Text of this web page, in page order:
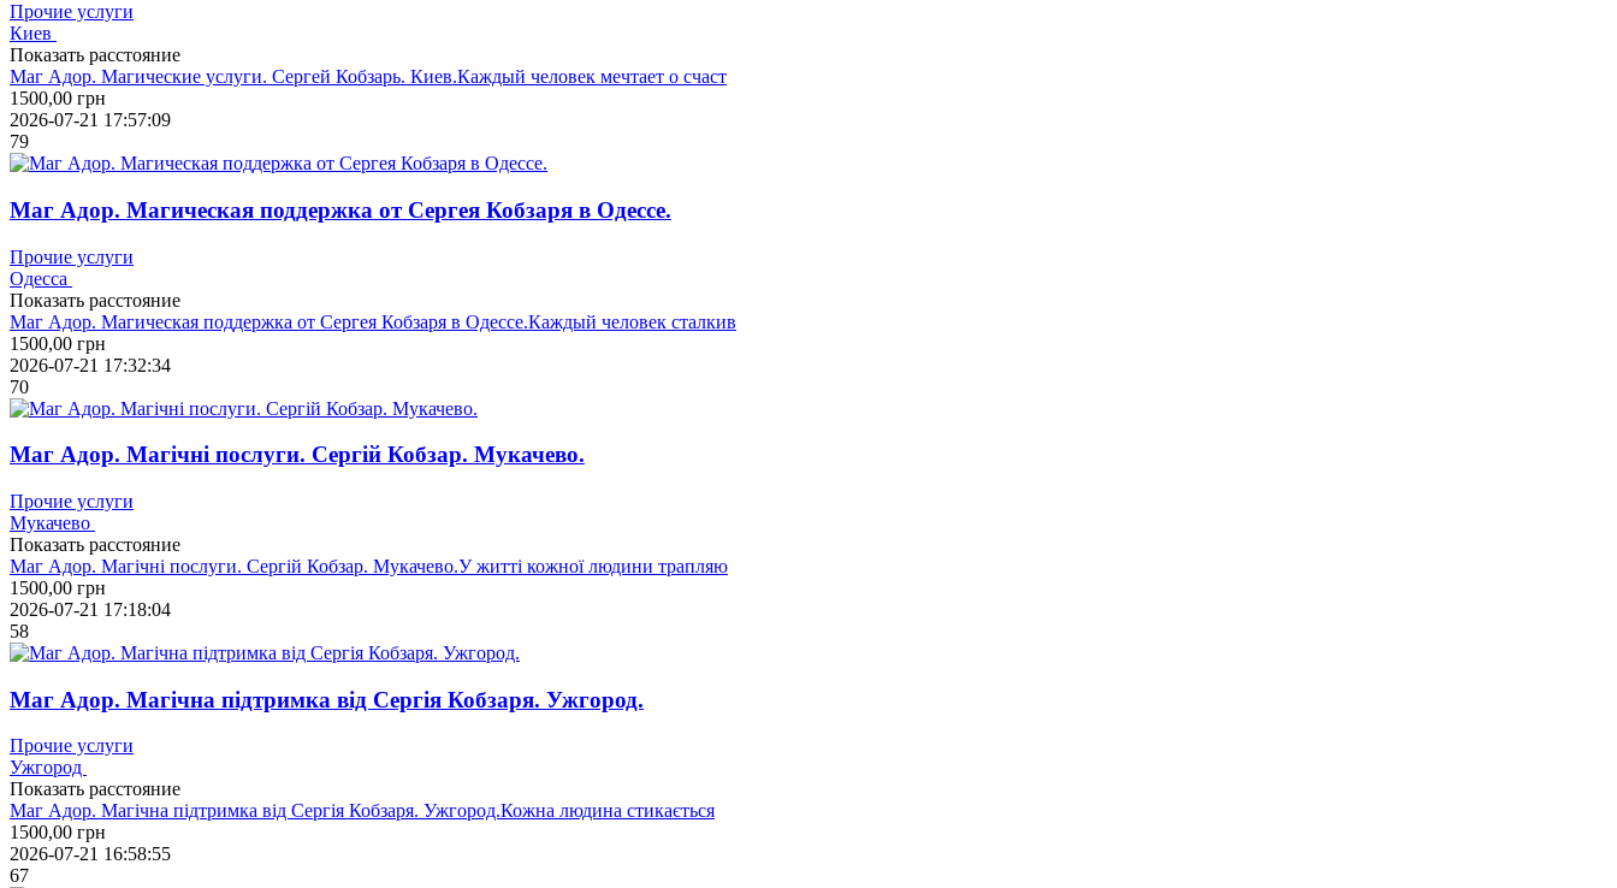
Прочие услуги
Киев
Показать расстояние
Маг Адор. Магические услуги. Сергей Кобзарь. Киев.Каждый человек мечтает о счаст
1500,00 грн
2026-07-21 17:57:09
79
Маг Адор. Магическая поддержка от Сергея Кобзаря в Одессе.
Прочие услуги
Одесса
Показать расстояние
Маг Адор. Магическая поддержка от Сергея Кобзаря в Одессе.Каждый человек сталкив
1500,00 грн
2026-07-21 17:32:34
70
Маг Адор. Магічні послуги. Сергій Кобзар. Мукачево.
Прочие услуги
Мукачево
Показать расстояние
Маг Адор. Магічні послуги. Сергій Кобзар. Мукачево.У житті кожної людини трапляю
1500,00 грн
2026-07-21 17:18:04
58
Маг Адор. Магічна підтримка від Сергія Кобзаря. Ужгород.
Прочие услуги
Ужгород
Показать расстояние
Маг Адор. Магічна підтримка від Сергія Кобзаря. Ужгород.Кожна людина стикається
1500,00 грн
2026-07-21 16:58:55
67